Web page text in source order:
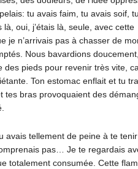
tu avais faim, tu avais soif,
oui, j’étais là, seule, avec cette
je n’arrivais pas à chasser de
Nous bavardions
des pieds pour revenir très vite,
Ton estomac enflait et tu
tes bras provoquaient des
avais tellement de peine à te
pas… Je te regardais
totalement consumée. Cette